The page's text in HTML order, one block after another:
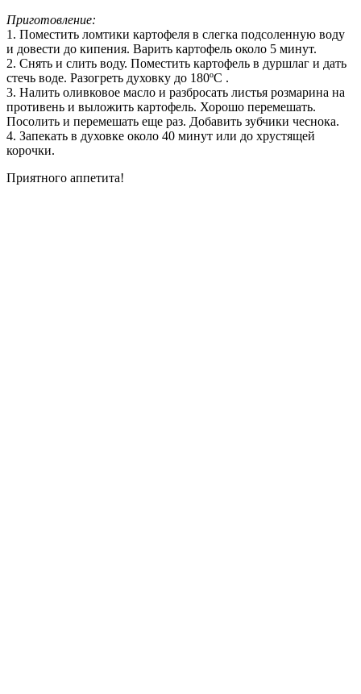
Приготовление:
1. Поместить ломтики картофеля в слегка подсоленную воду
и довести до кипения. Варить картофель около 5 минут.
2. Снять и слить воду. Поместить картофель в дуршлаг и дать
стечь воде. Разогреть духовку до 180ºC .
3. Налить оливковое масло и разбросать листья розмарина на
противень и выложить картофель. Хорошо перемешать.
Посолить и перемешать еще раз. Добавить зубчики чеснока.
4. Запекать в духовке около 40 минут или до хрустящей
корочки.
Приятного аппетита!